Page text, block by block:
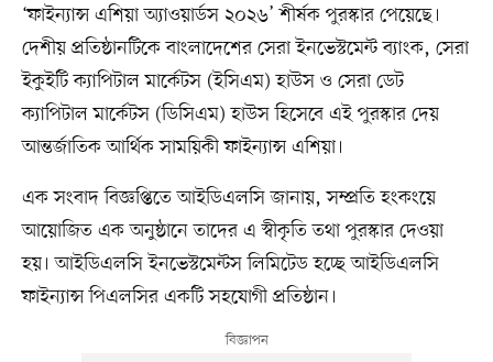
‘ফাইন্যান্স এশিয়া অ্যাওয়ার্ডস ২০২৬’ শীর্ষক পুরস্কার পেয়েছে।
দেশীয় প্রতিষ্ঠানটিকে বাংলাদেশের সেরা ইনভেস্টমেন্ট ব্যাংক, সেরা
ইকুইটি ক্যাপিটাল মার্কেটস (ইসিএম) হাউস ও সেরা ডেট
ক্যাপিটাল মার্কেটস (ডিসিএম) হাউস হিসেবে এই পুরস্কার দেয়
আন্তর্জাতিক আর্থিক সাময়িকী ফাইন্যান্স এশিয়া।
এক সংবাদ বিজ্ঞপ্তিতে আইডিএলসি জানায়, সম্প্রতি হংকংয়ে
আয়োজিত এক অনুষ্ঠানে তাদের এ স্বীকৃতি তথা পুরস্কার দেওয়া
হয়। আইডিএলসি ইনভেস্টমেন্টস লিমিটেড হচ্ছে আইডিএলসি
ফাইন্যান্স পিএলসির একটি সহযোগী প্রতিষ্ঠান।